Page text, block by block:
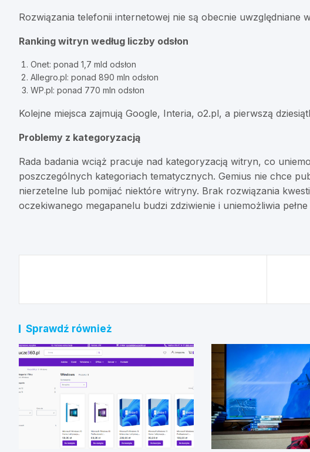
Rozwiązania telefonii internetowej nie są obecnie uwzględniane
Ranking witryn według liczby odsłon
Onet: ponad 1,7 mld odsłon
Allegro.pl: ponad 890 mln odsłon
WP.pl: ponad 770 mln odsłon
Kolejne miejsca zajmują Google, Interia, o2.pl, a pierwszą
Problemy z kategoryzacją
Rada badania wciąż pracuje nad kategoryzacją witryn, co
poszczególnych kategoriach tematycznych. Gemius nie chce
nierzetelne lub pomijać niektóre witryny. Brak rozwiązania
oczekiwanego megapanelu budzi zdziwienie i uniemożliwia
Sprawdź również